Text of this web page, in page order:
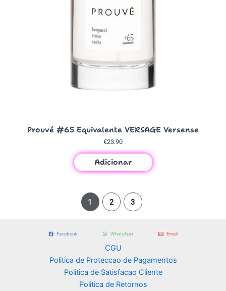
Prouvé #65 Equivalente VERSAGE Versense
€23.90
Adicionar
1 2 3
Facebook WhatsApp Email
CGU
Politica de Proteccao de Pagamentos
Politica de Satisfacao Cliente
Politica de Retornos